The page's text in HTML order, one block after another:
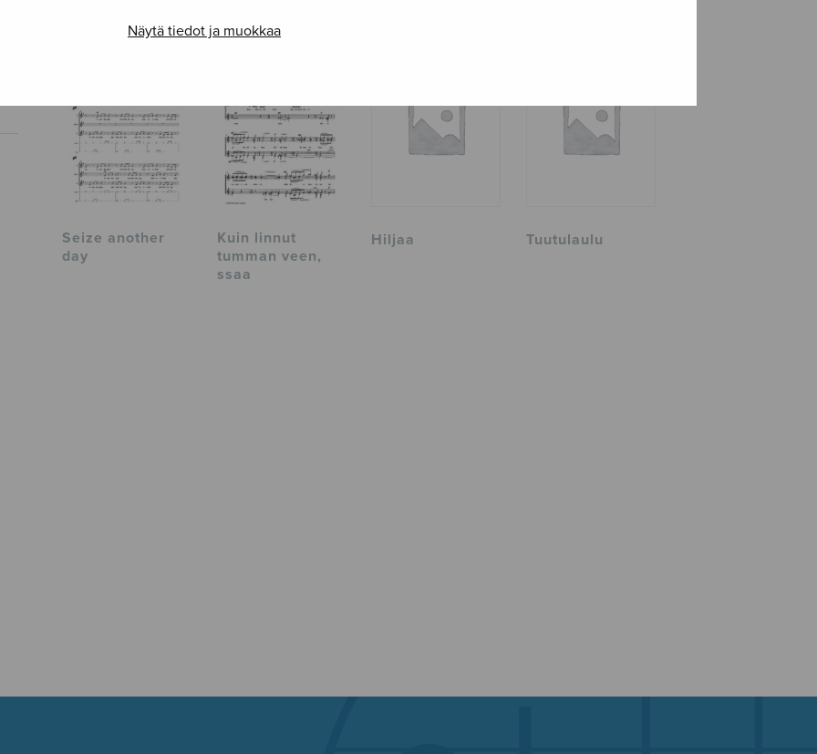
Näytä tiedot ja muokkaa
Seize another
day
Kuin linnut
tumman veen,
ssaa
Hiljaa Tuutulaulu